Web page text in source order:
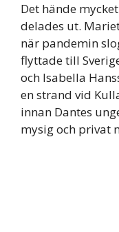
Det hände
delades ut.
när pandemin
flyttade till
och Isabella
en strand vid
innan Dantes
mysig och privat